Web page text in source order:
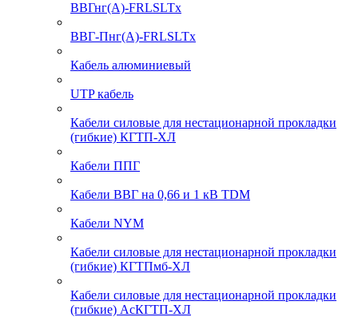
ВВГнг(А)-FRLSLTx
ВВГ-Пнг(А)-FRLSLTx
Кабель алюминиевый
UTP кабель
Кабели силовые для нестационарной прокладки
(гибкие) КГТП-ХЛ
Кабели ППГ
Кабели ВВГ на 0,66 и 1 кВ TDM
Кабели NYM
Кабели силовые для нестационарной прокладки
(гибкие) КГТПмб-ХЛ
Кабели силовые для нестационарной прокладки
(гибкие) АсКГТП-ХЛ